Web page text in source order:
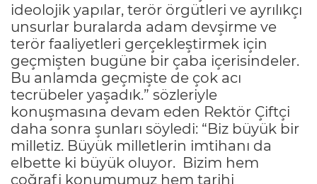
ideolojik yapılar, terör örgütleri ve ayrılıkçı
unsurlar buralarda adam devşirme ve
terör faaliyetleri gerçekleştirmek için
geçmişten bugüne bir çaba içerisindeler.
Bu anlamda geçmişte de çok acı
tecrübeler yaşadık.” sözleriyle
konuşmasına devam eden Rektör Çiftçi
daha sonra şunları söyledi: “Biz büyük bir
milletiz. Büyük milletlerin imtihanı da
elbette ki büyük oluyor. Bizim hem
coğrafi konumumuz hem tarihi